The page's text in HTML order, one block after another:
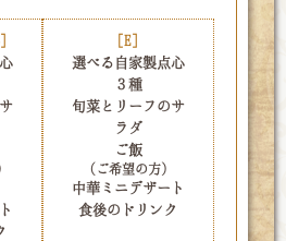
[E]
選べる自家製点心
３種
旬菜とリーフのサ
ラダ
ご飯
（ご希望の方）
中華ミニデザート
食後のドリンク